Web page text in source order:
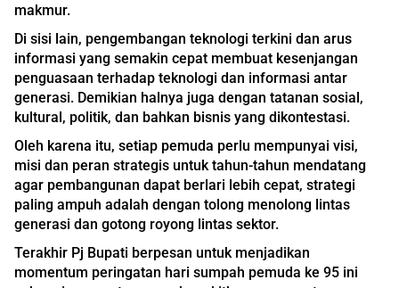
makmur.
Di sisi lain, pengembangan teknologi terkini dan arus
informasi yang semakin cepat membuat kesenjangan
penguasaan terhadap teknologi dan informasi antar
generasi. Demikian halnya juga dengan tatanan sosial,
kultural, politik, dan bahkan bisnis yang dikontestasi.
Oleh karena itu, setiap pemuda perlu mempunyai visi,
misi dan peran strategis untuk tahun-tahun mendatang
agar pembangunan dapat berlari lebih cepat, strategi
paling ampuh adalah dengan tolong menolong lintas
generasi dan gotong royong lintas sektor.
Terakhir Pj Bupati berpesan untuk menjadikan
momentum peringatan hari sumpah pemuda ke 95 ini